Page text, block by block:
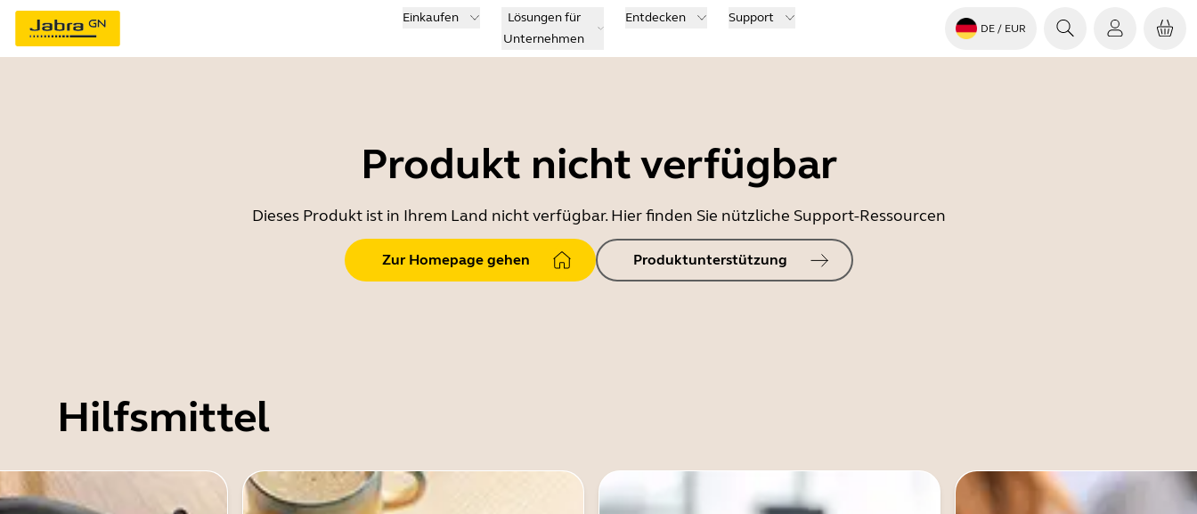
Einkaufen
Lösungen für
Unternehmen
Entdecken Support
DE / EUR
Produkt nicht verfügbar
Dieses Produkt ist in Ihrem Land nicht verfügbar. Hier finden Sie nützliche Support-Ressourcen
Zur Homepage gehen Produktunterstützung
Hilfsmittel